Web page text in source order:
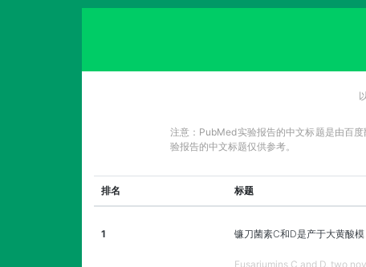
注意：PubMed实验报告的中文标题是由百
验报告的中文标题仅供参考。
排名 标题
1 镰刀菌素C和D是产于大黄酸模
Fusariumins C and D, two